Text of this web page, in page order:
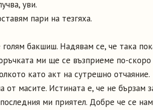
уви.
пари на тезгяха.
бакшиш. Надявам се, че така
ми ще се възприеме по-скоро
като акт на сутрешно отчаяние.
от масите. Истината е, че не бързам
ми приятел. Добре че се